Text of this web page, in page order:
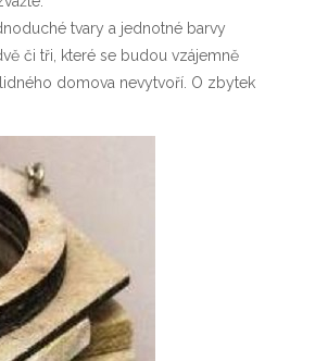
tvary a jednotné barvy
či tři, které se budou vzájemně
domova nevytvoří. O zbytek